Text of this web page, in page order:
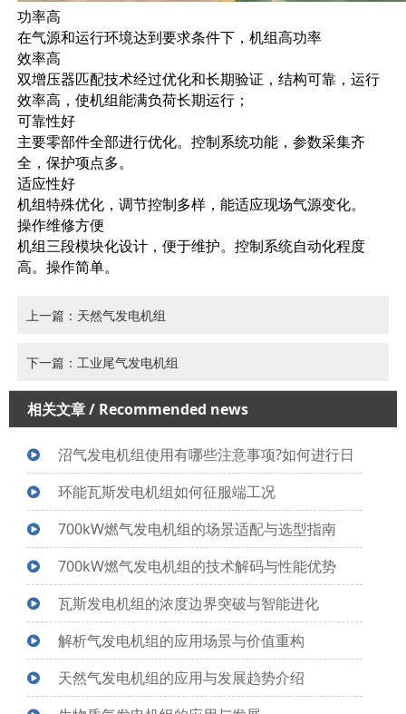
功率高
在气源和运行环境达到要求条件下，机组高功率
效率高
双增压器匹配技术经过优化和长期验证，结构可靠，运行
效率高，使机组能满负荷长期运行；
可靠性好
主要零部件全部进行优化。控制系统功能，参数采集齐
全，保护项点多。
适应性好
机组特殊优化，调节控制多样，能适应现场气源变化。
操作维修方便
机组三段模块化设计，便于维护。控制系统自动化程度
高。操作简单。
上一篇：天然气发电机组
下一篇：工业尾气发电机组
相关文章/ Recommended news
沼气发电机组使用有哪些注意事项?如何进行日
常维护?环能瓦斯发电机组如何征服端工况
700kW燃气发电机组的场景适配与选型指南
700kW燃气发电机组的技术解码与性能优势
瓦斯发电机组的浓度边界突破与智能进化
解析气发电机组的应用场景与价值重构
天然气发电机组的应用与发展趋势介绍